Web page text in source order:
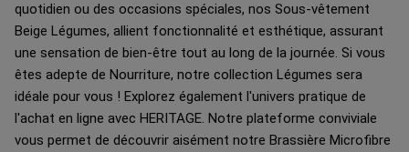
quotidien ou des occasions spéciales, nos Sous-vêtement
Beige Légumes, allient fonctionnalité et esthétique, assurant
une sensation de bien-être tout au long de la journée. Si vous
êtes adepte de Nourriture, notre collection Légumes sera
idéale pour vous ! Explorez également l'univers pratique de
l'achat en ligne avec HERITAGE. Notre plateforme conviviale
vous permet de découvrir aisément notre Brassière Microfibre